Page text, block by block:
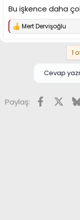
Bu işkence daha
T
Mert Dervişoğlu
1
Cevap
Paylaş: X